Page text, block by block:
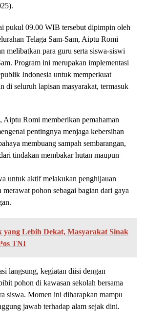
pukul 09.00 WIB tersebut dipimpin oleh
Telaga Sam-Sam, Aiptu Romi
melibatkan para guru serta siswa-siswi
Program ini merupakan implementasi
Indonesia untuk memperkuat
di seluruh lapisan masyarakat, termasuk
Aiptu Romi memberikan pemahaman
pentingnya menjaga kebersihan
membuang sampah sembarangan,
tindakan membakar hutan maupun
untuk aktif melakukan penghijauan
merawat pohon sebagai bagian dari gaya
yang Lebih Dekat, Masyarakat Sinak
TNI
langsung, kegiatan diisi dengan
pohon di kawasan sekolah bersama
siswa. Momen ini diharapkan mampu
jawab terhadap alam sejak dini.